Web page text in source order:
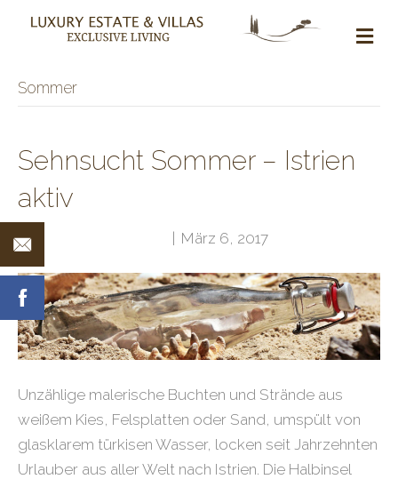
Sommer
Sehnsucht Sommer – Istrien
aktiv
Von März 6, 2017
Unzählige malerische Buchten und Strände aus
weißem Kies, Felsplatten oder Sand, umspült von
glasklarem türkisen Wasser, locken seit Jahrzehnten
Urlauber aus aller Welt nach Istrien. Die Halbinsel